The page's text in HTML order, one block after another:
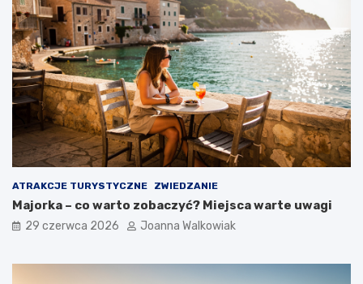
ATRAKCJE TURYSTYCZNE ZWIEDZANIE
Majorka – co warto zobaczyć? Miejsca warte uwagi
29 czerwca 2026 Joanna Walkowiak